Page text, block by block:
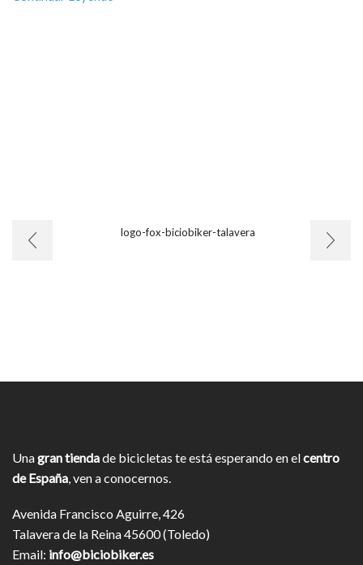
Unagran tiendade bicicletas te está esperando en elcentro
de España, ven a conocernos.
Avenida Francisco Aguirre, 426
Talavera de la Reina 45600 (Toledo)
Email: info@biciobiker.es